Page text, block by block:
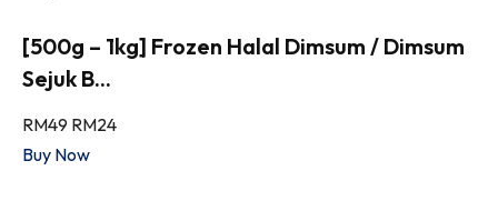
[500g – 1kg] Frozen Halal Dimsum / Dimsum
Sejuk B...
RM49 RM24
Buy Now